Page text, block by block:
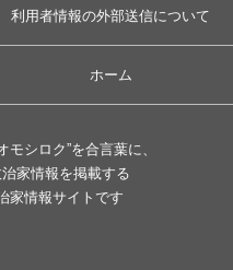
利用者情報の外部送信について
ホーム
シロク”を合言葉に、
家情報を掲載する
家情報サイトです